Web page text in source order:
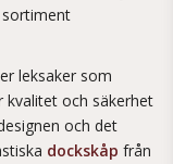
sortiment
leksaker som
kvalitet och säkerhet
och det
dockskåp från